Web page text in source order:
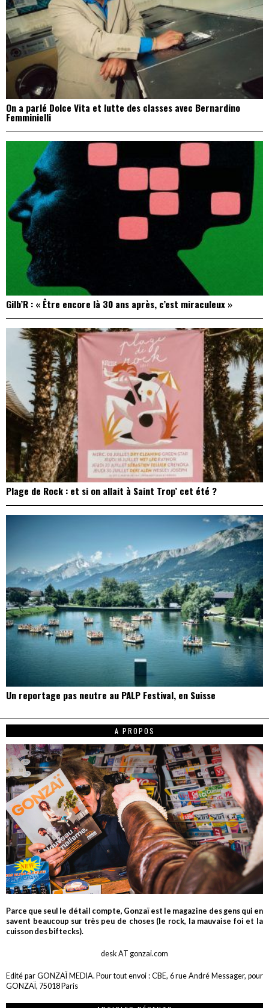
On a parlé Dolce Vita et lutte des classes avec Bernardino
Femminielli
Gilb’R : « Être encore là 30 ans après, c’est miraculeux »
Plage de Rock : et si on allait à Saint Trop’ cet été ?
Un reportage pas neutre au PALP Festival, en Suisse
A PROPOS
Parce que seul le détail compte, Gonzaï est le magazine des gens qui en
savent beaucoup sur très peu de choses (le rock, la mauvaise foi et la
cuisson des biftecks).
desk AT gonzai.com
Edité par GONZAÏ MEDIA. Pour tout envoi : CBE, 6 rue André Messager, pour
GONZAÏ, 75018 Paris